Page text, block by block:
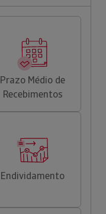
Prazo Médio de
Recebimentos
Endividamento